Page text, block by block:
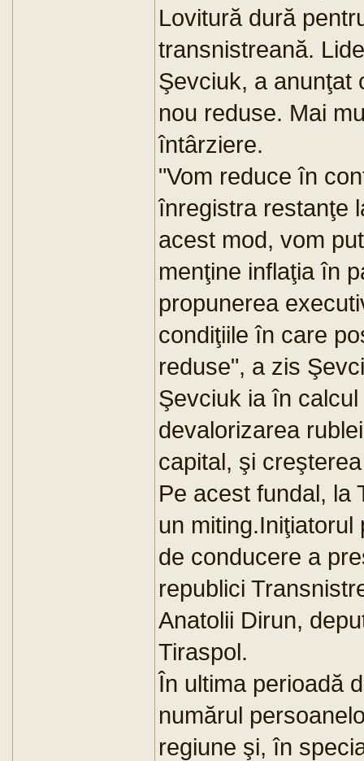
Lovitură dură
transnistreană.
Şevciuk, a anunţat
nou reduse. Mai
întârziere.
"Vom reduce în
înregistra restanţe
acest mod, vom
menţine inflaţia în
propunerea
condiţiile în care
reduse", a zis
Şevciuk ia în
devalorizarea
capital, şi
Pe acest fundal, la
un
de conducere a
republici
Anatolii Dirun,
Tiraspol.
În ultima perioadă
numărul
regiune şi, în